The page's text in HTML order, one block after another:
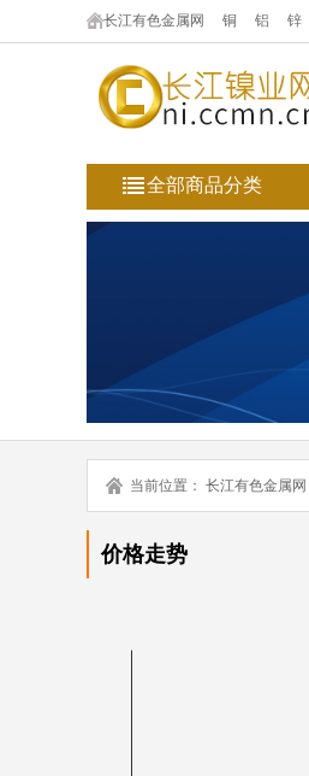
长江有色金属网 铜 铝 锌
全部商品分类
当前位置： 长江有色金属网
价格走势